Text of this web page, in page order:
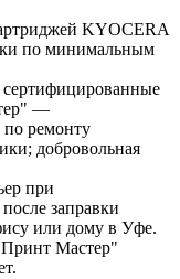
KYOCERA
по минимальным
—
ремонту
добровольная
при
заправки
или дому в Уфе.
Мастер"